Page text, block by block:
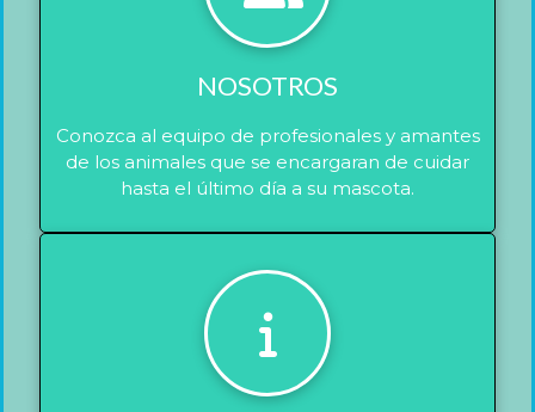
NOSOTROS
Conozca al equipo de profesionales y amantes
de los animales que se encargaran de cuidar
hasta el último día a su mascota.